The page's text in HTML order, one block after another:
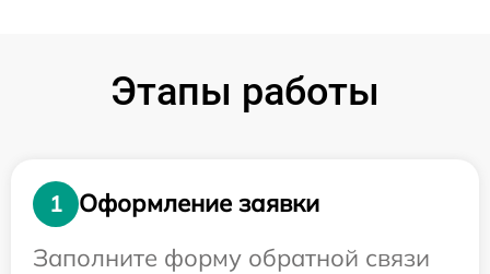
Этапы работы
1
Оформление заявки
Заполните форму обратной связи